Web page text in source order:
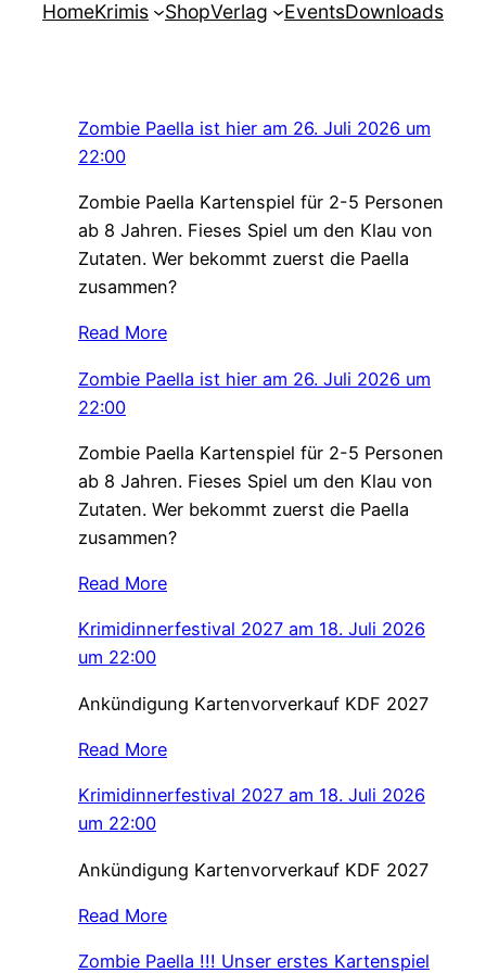
HomeKrimis ShopVerlag EventsDownloads
Zombie Paella ist hier am 26. Juli 2026 um
22:00
Zombie Paella Kartenspiel für 2-5 Personen
ab 8 Jahren. Fieses Spiel um den Klau von
Zutaten. Wer bekommt zuerst die Paella
zusammen?
Read More
Zombie Paella ist hier am 26. Juli 2026 um
22:00
Zombie Paella Kartenspiel für 2-5 Personen
ab 8 Jahren. Fieses Spiel um den Klau von
Zutaten. Wer bekommt zuerst die Paella
zusammen?
Read More
Krimidinnerfestival 2027 am 18. Juli 2026
um 22:00
Ankündigung Kartenvorverkauf KDF 2027
Read More
Krimidinnerfestival 2027 am 18. Juli 2026
um 22:00
Ankündigung Kartenvorverkauf KDF 2027
Read More
Zombie Paella !!! Unser erstes Kartenspiel